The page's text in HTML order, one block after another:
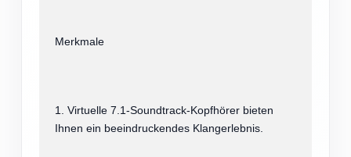
Merkmale
1. Virtuelle 7.1-Soundtrack-Kopfhörer bieten
Ihnen ein beeindruckendes Klangerlebnis.